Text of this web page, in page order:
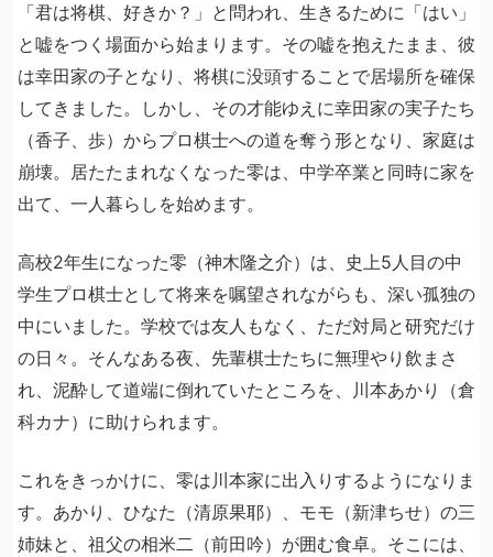
「君は将棋、好きか？」と問われ、生きるために「はい」
と嘘をつく場面から始まります。その嘘を抱えたまま、彼
は幸田家の子となり、将棋に没頭することで居場所を確保
してきました。しかし、その才能ゆえに幸田家の実子たち
（香子、歩）からプロ棋士への道を奪う形となり、家庭は
崩壊。居たたまれなくなった零は、中学卒業と同時に家を
出て、一人暮らしを始めます。
高校2年生になった零（神木隆之介）は、史上5人目の中
学生プロ棋士として将来を嘱望されながらも、深い孤独の
中にいました。学校では友人もなく、ただ対局と研究だけ
の日々。そんなある夜、先輩棋士たちに無理やり飲まさ
れ、泥酔して道端に倒れていたところを、川本あかり（倉
科カナ）に助けられます。
これをきっかけに、零は川本家に出入りするようになりま
す。あかり、ひなた（清原果耶）、モモ（新津ちせ）の三
姉妹と、祖父の相米二（前田吟）が囲む食卓。そこには、